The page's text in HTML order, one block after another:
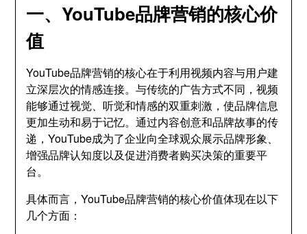
一、YouTube品牌营销的核心价
值
YouTube品牌营销的核心在于利用视频内容与用户建
立深层次的情感连接。与传统的广告方式不同，视频
能够通过视觉、听觉和情感的双重刺激，使品牌信息
更加生动和易于记忆。通过内容创意和品牌故事的传
递，YouTube成为了企业向全球观众展示品牌形象、
增强品牌认知度以及促进消费者购买决策的重要平
台。
具体而言，YouTube品牌营销的核心价值体现在以下
几个方面：